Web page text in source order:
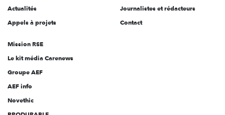
Actualités
Appels à projets
Journalistes et rédacteurs
Contact
Mission RSE
Le kit média Carenews
Groupe AEF
AEF info
Novethic